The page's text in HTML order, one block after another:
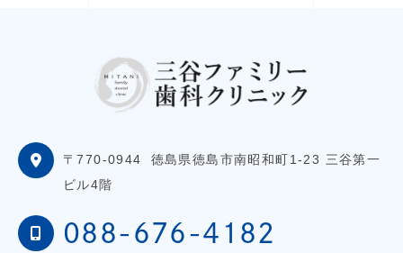
〒770-0944
徳島県徳島市南昭和町1-23 三谷第一
ビル4階
088-676-4182